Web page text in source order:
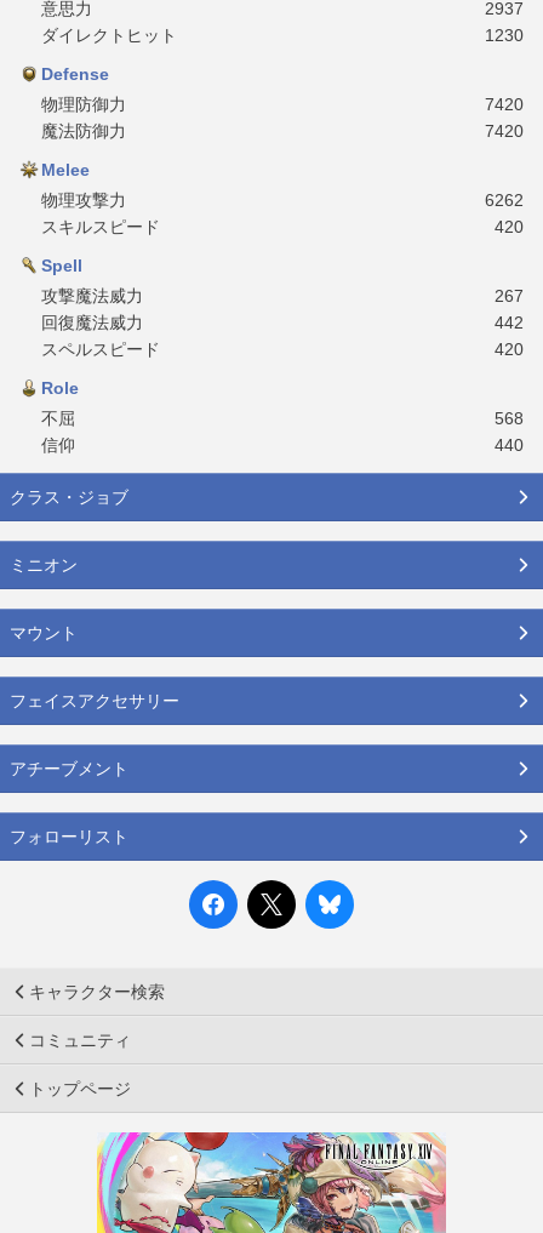
意思力
2937
ダイレクトヒット
1230
Defense
物理防御力
7420
魔法防御力
7420
Melee
物理攻撃力
6262
スキルスピード
420
Spell
攻撃魔法威力
267
回復魔法威力
442
スペルスピード
420
Role
不屈
568
信仰
440
クラス・ジョブ
ミニオン
マウント
フェイスアクセサリー
アチーブメント
フォローリスト
キャラクター検索
コミュニティ
トップページ